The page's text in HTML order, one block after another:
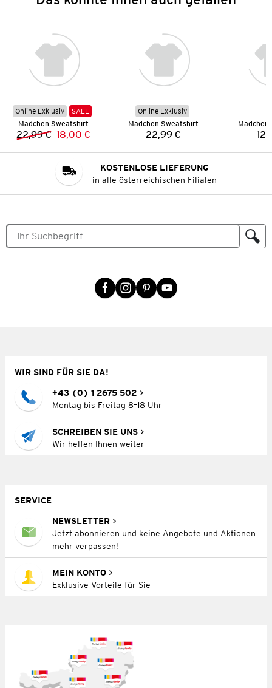
Online Exklusiv
SALE
Mädchen Sweatshirt
Vorheriger Preis:
22,99 € Neuer Preis:
18,00 €
Online Exklusiv
Mädchen Sweatshirt
Preis:
22,99 €
KOSTENLOSE LIEFERUNG
in alle österreichischen Filialen
WIR SIND FÜR SIE DA!
+43 (0) 1 2675 502
Montag bis Freitag 8–18 Uhr
SCHREIBEN SIE UNS
Wir helfen Ihnen weiter
SERVICE
NEWSLETTER
Jetzt abonnieren und keine Angebote und Aktionen
mehr verpassen!
MEIN KONTO
Exklusive Vorteile für Sie